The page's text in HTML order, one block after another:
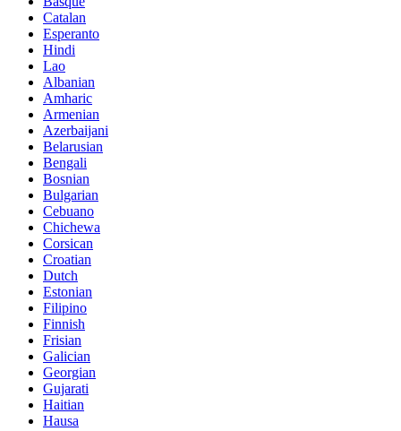
Catalan
Esperanto
Hindi
Lao
Albanian
Amharic
Armenian
Azerbaijani
Belarusian
Bengali
Bosnian
Bulgarian
Cebuano
Chichewa
Corsican
Croatian
Dutch
Estonian
Filipino
Finnish
Frisian
Galician
Georgian
Gujarati
Haitian
Hausa